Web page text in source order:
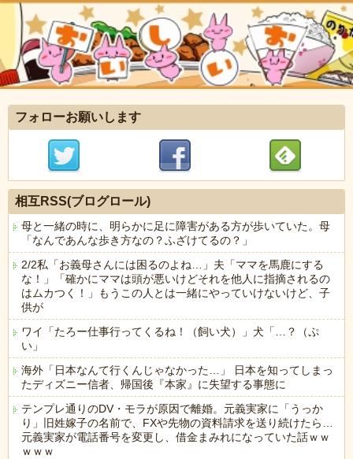
フォローお願いします
相互RSS(ブログロール)
母と一緒の時に、明らかに足に障害がある方が歩いていた。母
「なんであんな歩き方なの？ふざけてるの？」
2/2私「お義母さんには困るのよね…」夫「ママを馬鹿にする
な！」「確かにママは頭が悪いけどそれを他人に指摘されるの
はムカつく！」もうこの人とは一緒にやっていけないけど、子
供が
ワイ「たろー仕事行ってくるね！（飼い犬）」犬「…？（ぷ
い」
海外「日本なんて行くんじゃなかった…」 日本を知ってしまっ
たディズニー信者、帰国後『本家』に失望する事態に
テンプレ通りのDV・モラが原因で離婚。元義実家に「うっか
り」旧姓嫁子の名前で、FXや先物の資料請求を送り続けたら…
元義実家が電話番号を変更し、借金まみれになっていた話ｗｗ
ｗｗｗ